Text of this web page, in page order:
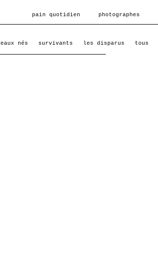
pain quotidien photographes
nés survivants les disparus tous